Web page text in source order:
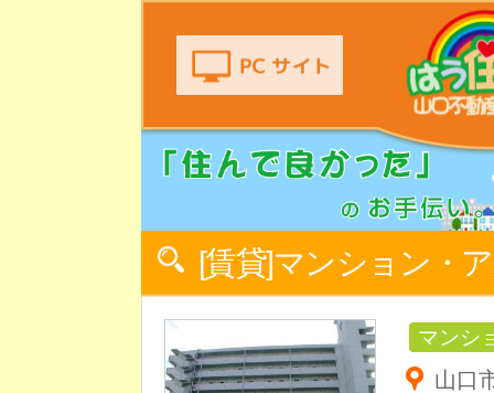
[賃貸]マンション・
マンシ
山口